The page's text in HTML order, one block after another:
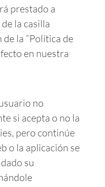
prestado a
la casilla
la “Política de
en nuestra
no
si acepta o no la
pero continúe
o la aplicación se
su